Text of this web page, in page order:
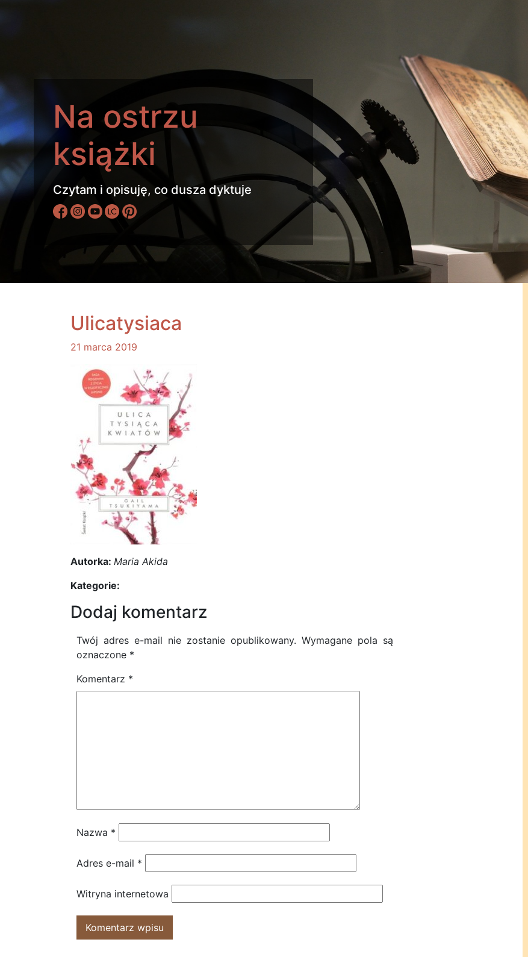
Na ostrzu
książki
Czytam i opisuję, co dusza dyktuje
Ulicatysiaca
21 marca 2019
Autorka: Maria Akida
Kategorie:
Dodaj komentarz
Twój adres e-mail nie zostanie opublikowany. Wymagane pola są
oznaczone *
Komentarz *
Nazwa *
Adres e-mail *
Witryna internetowa